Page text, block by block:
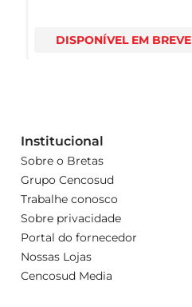
DISPONÍVEL EM BREVE
Institucional
Sobre o Bretas
Grupo Cencosud
Trabalhe conosco
Sobre privacidade
Portal do fornecedor
Nossas Lojas
Cencosud Media